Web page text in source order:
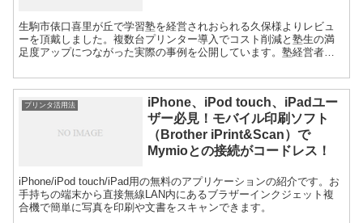
生駒市俵口喜里が丘で学習塾を経営されおられる久保様よりレビュ
ーを頂戴しました。複数台プリンター導入でコスト削減と塾生の満
足度アップにつながった実際の事例を公開しています。塾経営者の
は必見ですよ。
プリンタ活用法
iPhone、iPod touch、iPadユー
ザー必見！モバイル印刷ソフト
（Brother iPrint&Scan）で
Mymioとの接続がコードレス！
iPhone/iPod touch/iPad用の無料のアプリケーションの紹介です。お
手持ちの端末から直接無線LAN内にあるブラザーインクジェット複
合機で簡単に写真を印刷や文書をスキャンできます。